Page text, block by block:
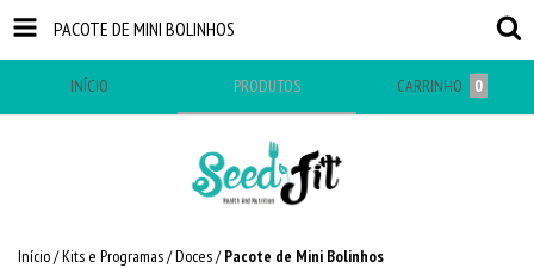
PACOTE DE MINI BOLINHOS
INÍCIO PRODUTOS CARRINHO 0
Início/Kits e Programas/Doces/ Pacote de Mini Bolinhos